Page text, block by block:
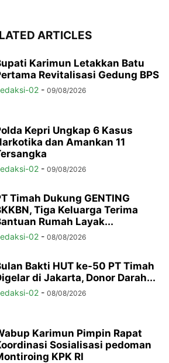
ARTICLES
Karimun Letakkan Batu
Revitalisasi Gedung BPS
02 - 09/08/2026
Kepri Ungkap 6 Kasus
dan Amankan 11
02 - 09/08/2026
Timah Dukung GENTING
Tiga Keluarga Terima
Rumah Layak...
02 - 08/08/2026
Bakti HUT ke-50 PT Timah
di Jakarta, Donor Darah...
02 - 08/08/2026
Karimun Pimpin Rapat
Sosialisasi pedoman
KPK RI